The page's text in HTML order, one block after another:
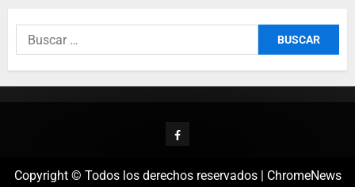
Copyright © Todos los derechos reservados
ChromeNews